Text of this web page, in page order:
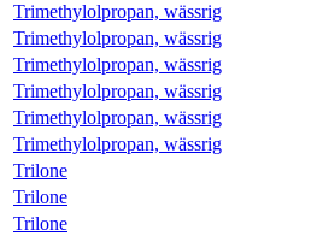
Trimethylolpropan, wässrig
Trimethylolpropan, wässrig
Trimethylolpropan, wässrig
Trimethylolpropan, wässrig
Trimethylolpropan, wässrig
Trimethylolpropan, wässrig
Trilone
Trilone
Trilone